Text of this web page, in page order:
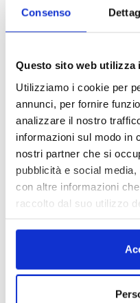
Consenso
Questo sito web utilizza
Utilizziamo i cookie per
annunci, per fornire
analizzare il nostro
informazioni sul modo in
nostri partner che si
pubblicità e social
con altre informazioni
raccolto dal suo utilizzo
IL MENSILE
AGOSTO 2026